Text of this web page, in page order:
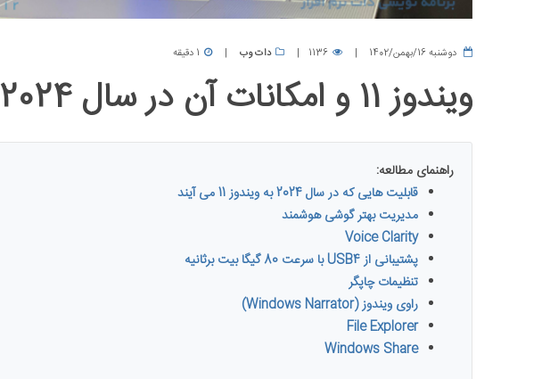
دوشنبه 16/بهمن/1402 1136 دات وب 1 دقیقه
ویندوز 11 و امکانات آن در سال 2024
راهنمای مطالعه:
قابلیت هایی که در سال 2024 به ویندوز 11 می آیند
مدیریت بهتر گوشی هوشمند
Voice Clarity
پشتیبانی از USB4 با سرعت 80 گیگا بیت برثانیه
تنظیمات چاپگر
راوی ویندوز (Windows Narrator)
File Explorer
Windows Share